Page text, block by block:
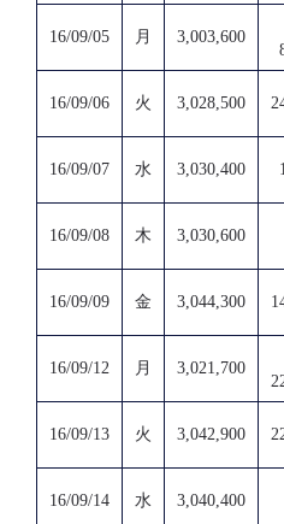
16/09/05 月 3,003,600
16/09/06 火 3,028,500
16/09/07 水 3,030,400
16/09/08 木 3,030,600
16/09/09 金 3,044,300
16/09/12 月 3,021,700
16/09/13 火 3,042,900
16/09/14 水 3,040,400